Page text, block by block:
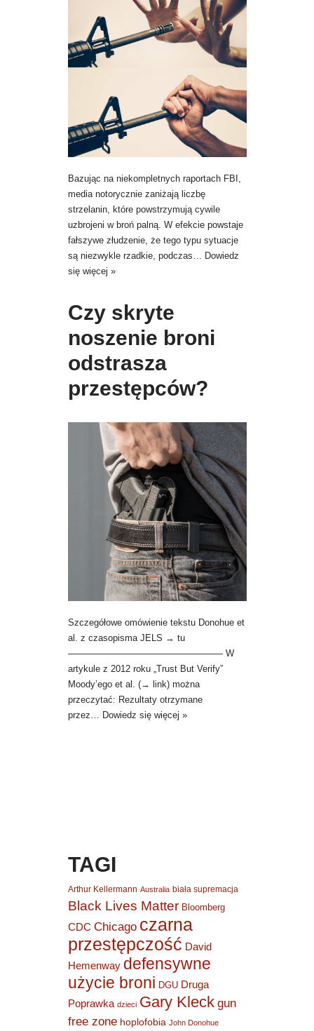
Bazując na niekompletnych raportach FBI,
media notorycznie zaniżają liczbę
strzelanin, które powstrzymują cywile
uzbrojeni w broń palną. W efekcie powstaje
fałszywe złudzenie, że tego typu sytuacje
są niezwykle rzadkie, podczas… Dowiedz
się więcej »
Czy skryte
noszenie broni
odstrasza
przestępców?
Szczegółowe omówienie tekstu Donohue et
al. z czasopisma JELS → tu
————————————————— W
artykule z 2012 roku „Trust But Verify”
Moody’ego et al. (→ link) można
przeczytać: Rezultaty otrzymane
przez… Dowiedz się więcej »
TAGI
Arthur Kellermann Australia biała supremacja
Black Lives Matter Bloomberg
CDC Chicago czarna
przestępczość David
Hemenway defensywne
użycie broni DGU Druga
Poprawka dzieci Gary Kleck gun
free zone hoplofobia John Donohue